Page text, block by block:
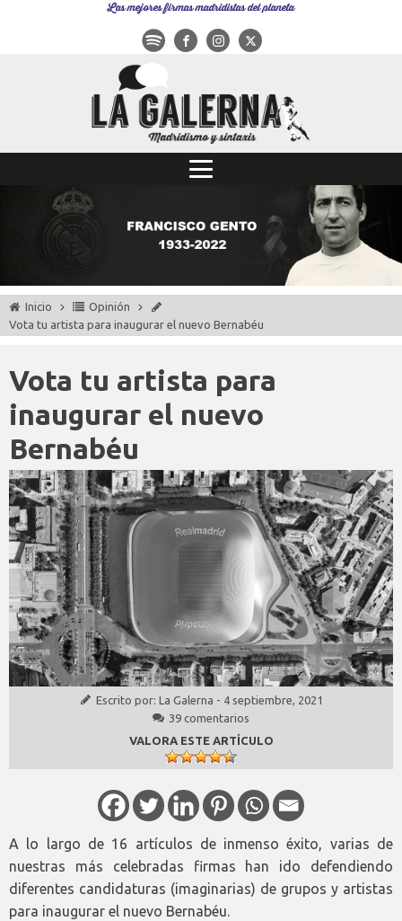
Las mejores firmas madridistas del planeta
Inicio
Opinión
Vota tu artista para inaugurar el nuevo Bernabéu
Vota tu artista para
inaugurar el nuevo
Bernabéu
Escrito por: La Galerna - 4 septiembre, 2021
39 comentarios
VALORA ESTE ARTÍCULO
A lo largo de 16 artículos de inmenso éxito, varias de
nuestras más celebradas firmas han ido defendiendo
diferentes candidaturas (imaginarias) de grupos y artistas
para inaugurar el nuevo Bernabéu.